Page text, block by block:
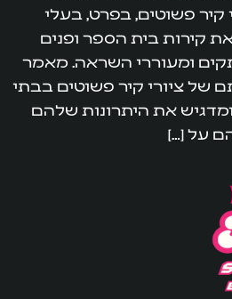
קיר פשוטים, בפרט, בעלי
קירות בית הספר ופנים
ומעוררי השראה. מאמר
ציורי קיר פשוטים בבתי
את היתרונות שלהם
על […]